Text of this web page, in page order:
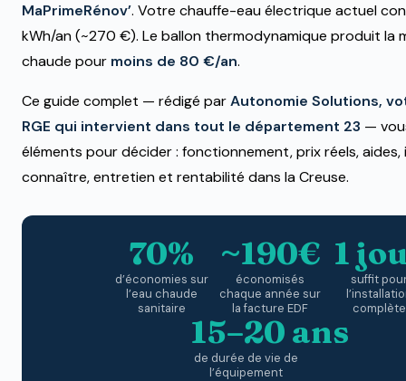
MaPrimeRénov’. Votre chauffe-eau électrique actuel
kWh/an (~270 €). Le ballon thermodynamique produit la
chaude pour moins de 80 €/an.
Ce guide complet — rédigé parAutonomie Solutions,
RGE qui intervient dans tout le département 23 —
éléments pour décider : fonctionnement, prix réels,
connaître, entretien et rentabilité dans la Creuse.
70%
d’économies sur
l’eau chaude
sanitaire
~190€
économisés
chaque année sur
la facture EDF
1
suffit
complète
15–20 ans
de durée de vie de
l’équipement